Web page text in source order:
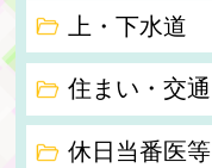
上・下水道
住まい・交通
休日当番医等